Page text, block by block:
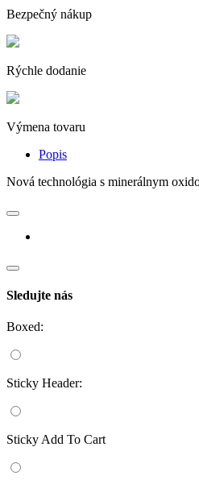
Bezpečný nákup
Rýchle dodanie
Výmena tovaru
Popis
Nová technológia s minerálnym
Sledujte nás
Boxed:
Sticky Header:
Sticky Add To Cart